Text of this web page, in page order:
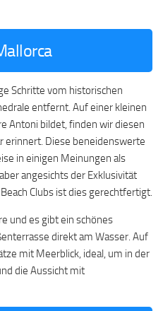
Schritte vom historischen
entfernt. Auf einer kleinen
Antoni bildet, finden wir diesen
erinnert. Diese beneidenswerte
in einigen Meinungen als
angesichts der Exklusivität
Clubs ist dies gerechtfertigt.
und es gibt ein schönes
direkt am Wasser. Auf
mit Meerblick, ideal, um in der
die Aussicht mit